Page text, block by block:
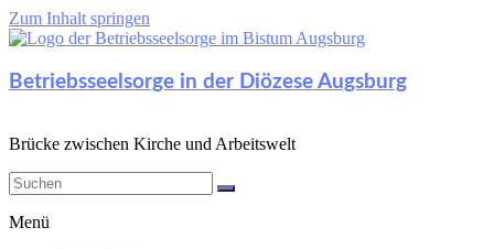
Zum Inhalt springen
Betriebsseelsorge in der Diözese Augsburg
Brücke zwischen Kirche und Arbeitswelt
Menü